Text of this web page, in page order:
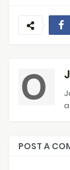
POST A